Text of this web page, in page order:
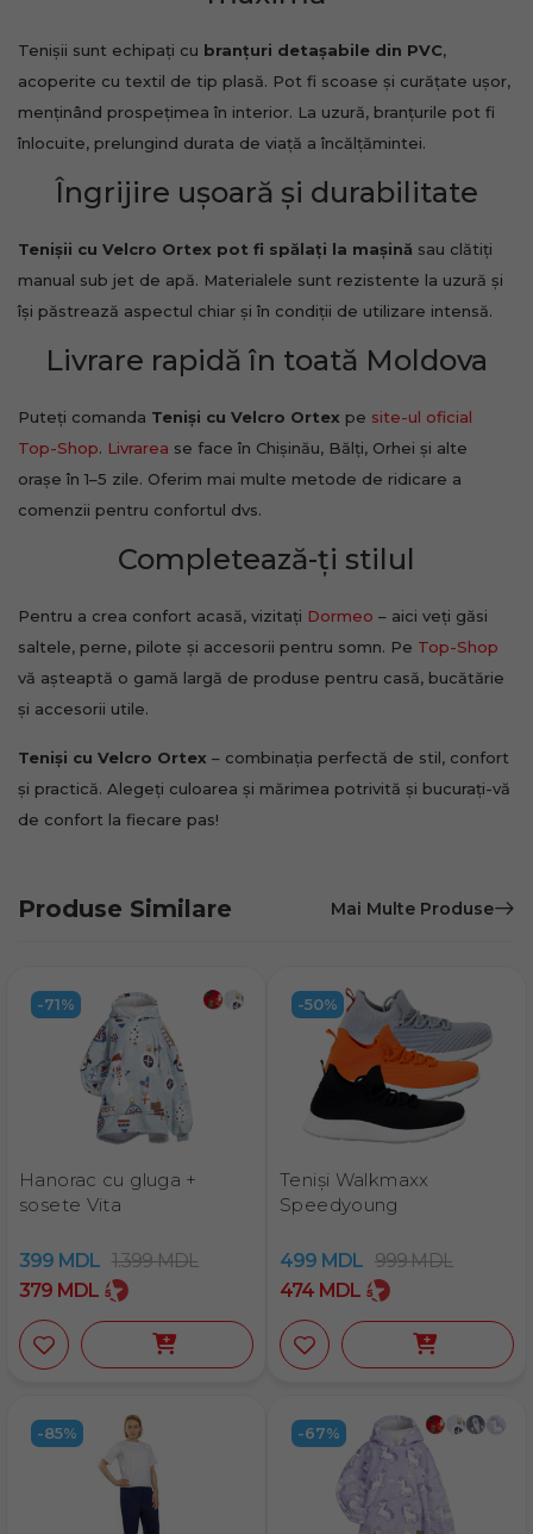
Tenișii sunt echipați cu branțuri detașabile din PVC,
acoperite cu textil de tip plasă. Pot fi scoase și curățate ușor,
menținând prospețimea în interior. La uzură, branțurile pot fi
înlocuite, prelungind durata de viață a încălțămintei.
Îngrijire ușoară și durabilitate
Tenișii cu Velcro Ortex pot fi spălați la mașină sau clătiți
manual sub jet de apă. Materialele sunt rezistente la uzură și
își păstrează aspectul chiar și în condiții de utilizare intensă.
Livrare rapidă în toată Moldova
Puteți comanda Teniși cu Velcro Ortex pe site-ul oficial
Top-Shop. Livrarea se face în Chișinău, Bălți, Orhei și alte
orașe în 1–5 zile. Oferim mai multe metode de ridicare a
comenzii pentru confortul dvs.
Completează-ți stilul
Pentru a crea confort acasă, vizitați Dormeo – aici veți găsi
saltele, perne, pilote și accesorii pentru somn. Pe Top-Shop
vă așteaptă o gamă largă de produse pentru casă, bucătărie
și accesorii utile.
Teniși cu Velcro Ortex – combinația perfectă de stil, confort
și practică. Alegeți culoarea și mărimea potrivită și bucurați-vă
de confort la fiecare pas!
Produse Similare Mai Multe Produse
-71%
Hanorac cu gluga +
sosete Vita
399 MDL 1.399MDL
379 MDL
-50%
Teniși Walkmaxx
Speedyoung
499 MDL 999MDL
474 MDL
-85% -67%